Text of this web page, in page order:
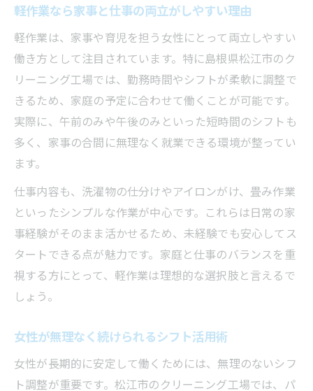
軽作業なら家事と仕事の両立がしやすい理由
軽作業は、家事や育児を担う女性にとって両立しやすい
働き方として注目されています。特に島根県松江市のク
リーニング工場では、勤務時間やシフトが柔軟に調整で
きるため、家庭の予定に合わせて働くことが可能です。
実際に、午前のみや午後のみといった短時間のシフトも
多く、家事の合間に無理なく就業できる環境が整ってい
ます。
仕事内容も、洗濯物の仕分けやアイロンがけ、畳み作業
といったシンプルな作業が中心です。これらは日常の家
事経験がそのまま活かせるため、未経験でも安心してス
タートできる点が魅力です。家庭と仕事のバランスを重
視する方にとって、軽作業は理想的な選択肢と言えるで
しょう。
女性が無理なく続けられるシフト活用術
女性が長期的に安定して働くためには、無理のないシフ
ト調整が重要です。松江市のクリーニング工場では、パ